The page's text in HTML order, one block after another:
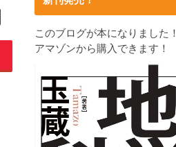
このブログが本になりました！
アマゾンから購入できます！